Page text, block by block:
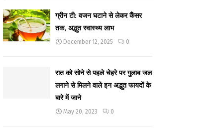
ग्रीन टी: वजन घटाने से लेकर कैंसर
तक, अद्भुत स्वास्थ्य लाभ
December 12, 2025 0
रात को सोने से पहले चेहरे पर गुलाब जल
लगाने से मिलने वाले इन अद्भुत फायदों के
बारे में जाने
May 20, 2023 0